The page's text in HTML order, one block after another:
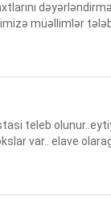
müəllimlər
kursumuzl...
teleb
var.. elave olarag
olar....